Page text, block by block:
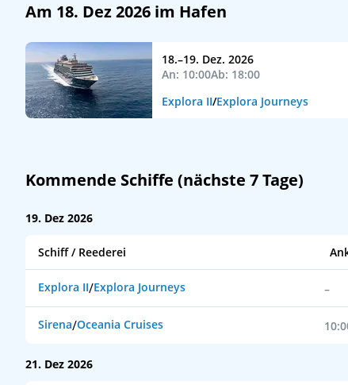
Am 18. Dez 2026 im Hafen
18.–19. Dez. 2026
An: 10:00Ab: 18:00
Explora II/Explora Journeys
Kommende Schiffe (nächste 7 Tage)
19. Dez 2026
Schiff / Reederei
Explora II/Explora Journeys –
Sirena/Oceania Cruises
21. Dez 2026